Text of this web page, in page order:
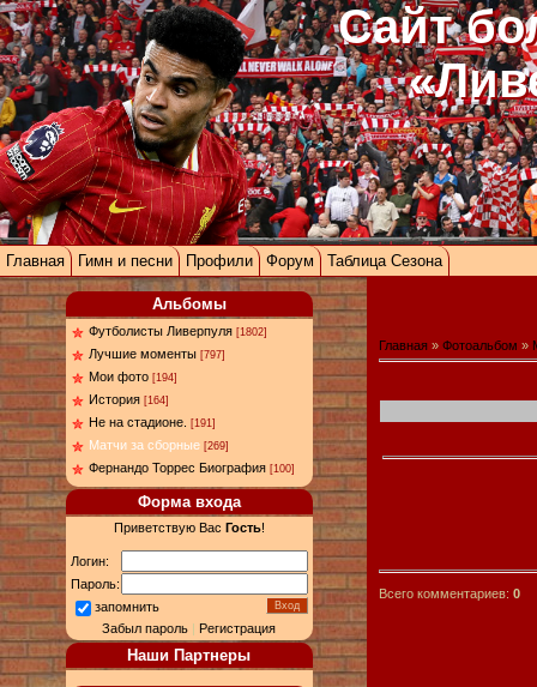
Сайт
Главная Гимн и песни Профили Форум Таблица Сезона
Альбомы
Футболисты Ливерпуля [1802]
Лучшие моменты [797]
Мои фото [194]
История [164]
Не на стадионе. [191]
Матчи за сборные [269]
Фернандо Торрес Биография [100]
Форма входа
Приветствую Вас Гость!
Логин:
Пароль:
запомнить
Забыл пароль |Регистрация
Наши Партнеры
Главная » Фотоальбом »
Всего комментариев: 0